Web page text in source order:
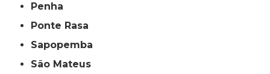
Penha
Ponte Rasa
Sapopemba
São Mateus